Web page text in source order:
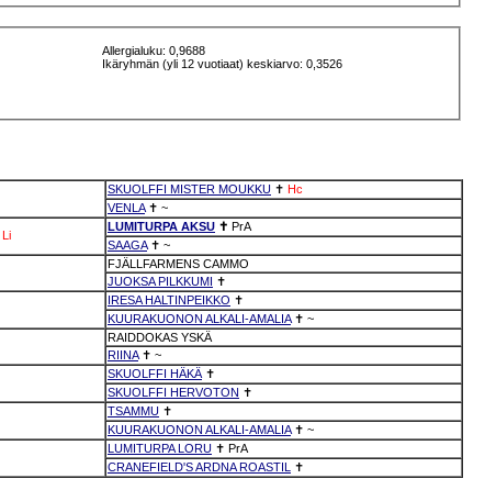
Allergialuku: 0,9688
Ikäryhmän (yli 12 vuotiaat) keskiarvo: 0,3526
SKUOLFFI MISTER MOUKKU ✝ Hc
VENLA✝ ~
Li
LUMITURPA AKSU ✝ PrA
SAAGA✝ ~
FJÄLLFARMENS CAMMO
JUOKSA PILKKUMI ✝
IRESA HALTINPEIKKO ✝
KUURAKUONON ALKALI-AMALIA✝ ~
RAIDDOKAS YSKÄ
RIINA✝ ~
SKUOLFFI HÄKÄ ✝
SKUOLFFI HERVOTON ✝
TSAMMU ✝
KUURAKUONON ALKALI-AMALIA✝ ~
LUMITURPA LORU ✝ PrA
CRANEFIELD'S ARDNA ROASTIL
✝